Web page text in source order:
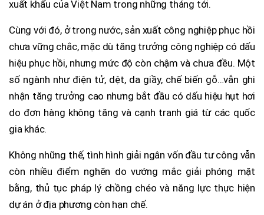
xuất khẩu của Việt Nam trong những tháng tới.
Cùng với đó, ở trong nước, sản xuất công nghiệp phục hồi
chưa vững chắc, mặc dù tăng trưởng công nghiệp có dấu
hiệu phục hồi, nhưng mức độ còn chậm và chưa đều. Một
số ngành như điện tử, dệt, da giầy, chế biến gỗ…vẫn ghi
nhận tăng trưởng cao nhưng bắt đầu có dấu hiệu hụt hơi
do đơn hàng không tăng và cạnh tranh giá từ các quốc
gia khác.
Không những thế, tình hình giải ngân vốn đầu tư công vẫn
còn nhiều điểm nghẽn do vướng mắc giải phóng mặt
bằng, thủ tục pháp lý chồng chéo và năng lực thực hiện
dự án ở địa phương còn hạn chế.